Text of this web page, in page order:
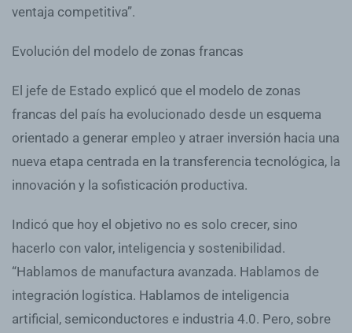
ventaja competitiva”.
Evolución del modelo de zonas francas
El jefe de Estado explicó que el modelo de zonas
francas del país ha evolucionado desde un esquema
orientado a generar empleo y atraer inversión hacia una
nueva etapa centrada en la transferencia tecnológica, la
innovación y la sofisticación productiva.
Indicó que hoy el objetivo no es solo crecer, sino
hacerlo con valor, inteligencia y sostenibilidad.
“Hablamos de manufactura avanzada. Hablamos de
integración logística. Hablamos de inteligencia
artificial, semiconductores e industria 4.0. Pero, sobre